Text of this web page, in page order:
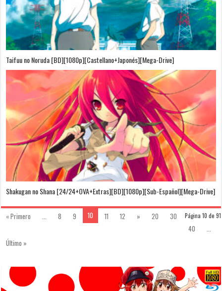
Taifuu no Noruda [BD][1080p][Castellano+Japonés][Mega-Drive]
Shakugan no Shana [24/24+OVA+Extras][BD][1080p][Sub-Español][Mega-Drive]
Página 10 de 91
« Primero 8 9 10 11 12 » 20
30
40
Último »